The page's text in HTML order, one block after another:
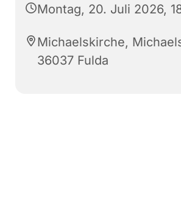
Montag, 20. Juli 2026,
Michaelskirche,
36037 Fulda